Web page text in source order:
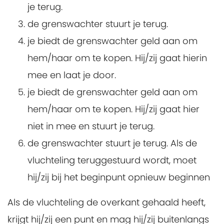
je terug.
de grenswachter stuurt je terug.
je biedt de grenswachter geld aan om
hem/haar om te kopen. Hij/zij gaat hierin
mee en laat je door.
je biedt de grenswachter geld aan om
hem/haar om te kopen. Hij/zij gaat hier
niet in mee en stuurt je terug.
de grenswachter stuurt je terug. Als de
vluchteling teruggestuurd wordt, moet
hij/zij bij het beginpunt opnieuw beginnen
Als de vluchteling de overkant gehaald heeft,
krijgt hij/zij een punt en mag hij/zij buitenlangs